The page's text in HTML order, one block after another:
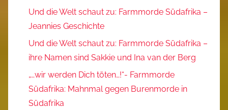
Und die Welt schaut zu: Farmmorde Südafrika –
Jeannies Geschichte
Und die Welt schaut zu: Farmmorde Südafrika –
ihre Namen sind Sakkie und Ina van der Berg
„…wir werden Dich töten…!“- Farmmorde
Südafrika: Mahnmal gegen Burenmorde in
Südafrika